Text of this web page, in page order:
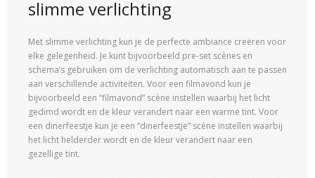
slimme verlichting
Met slimme verlichting kun je de perfecte ambiance creëren voor
elke gelegenheid. Je kunt bijvoorbeeld pre-set scènes en
schema’s gebruiken om de verlichting automatisch aan te passen
aan verschillende activiteiten. Voor een filmavond kun je
bijvoorbeeld een “filmavond” scène instellen waarbij het licht
gedimd wordt en de kleur verandert naar een warme tint. Voor
een dinerfeestje kun je een “dinerfeestje” scène instellen waarbij
het licht helderder wordt en de kleur verandert naar een
gezellige tint.